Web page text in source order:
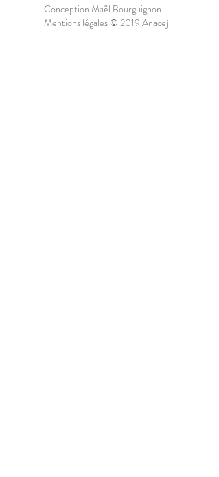
Conception Maël Bourguignon
Mentions légales© 2019 Anacej